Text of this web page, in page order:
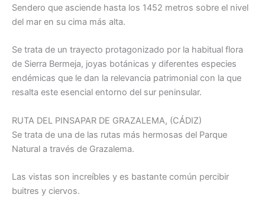
Sendero que asciende hasta los 1452 metros sobre el nivel
del mar en su cima más alta.
Se trata de un trayecto protagonizado por la habitual flora
de Sierra Bermeja, joyas botánicas y diferentes especies
endémicas que le dan la relevancia patrimonial con la que
resalta este esencial entorno del sur peninsular.
RUTA DEL PINSAPAR DE GRAZALEMA, (CÁDIZ)
Se trata de una de las rutas más hermosas del Parque
Natural a través de Grazalema.
Las vistas son increíbles y es bastante común percibir
buitres y ciervos.